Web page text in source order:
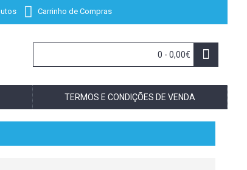
Carrinho de Compras
0 - 0,00€
TERMOS E CONDIÇÕES DE VENDA